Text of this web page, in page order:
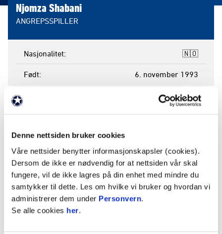
Denne nettsiden bruker cookies
Våre nettsider benytter informasjonskapsler (cookies).
Dersom de ikke er nødvendig for at nettsiden vår skal
fungere, vil de ikke lagres på din enhet med mindre du
samtykker til dette. Les om hvilke vi bruker og hvordan vi
administrerer dem under Personvern.
Se alle cookies her.
Njomza Shabani
ANGREPSSPILLER
Nasjonalitet 🇳🇴
Født 6. november 1993
PROFIL
Njomza Shabani
I A-stallen:
2011-2012
A-kamper (mål):